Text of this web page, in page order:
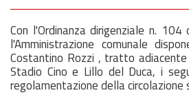
Con l'Ordinanza dirigenziale n.
l'Amministrazione comunale
Costantino Rozzi , tratto
Stadio Cino e Lillo del Duca, i
regolamentazione della circolazione